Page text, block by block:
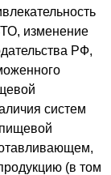
изменение
РФ,
систем
(в том